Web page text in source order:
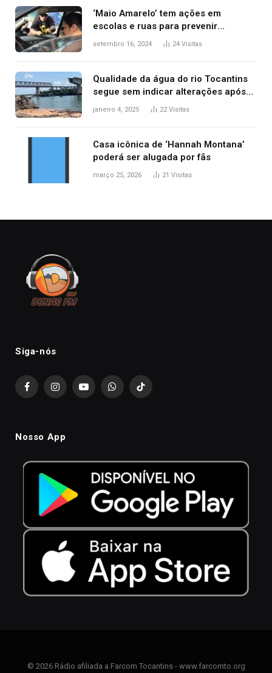
‘Maio Amarelo’ tem ações em
escolas e ruas para prevenir
acidentes no trânsito no AP
setembro 16, 2024 24 Visitas
Qualidade da água do rio Tocantins
segue sem indicar alterações após
desabamento da ponte entre MA e
janeiro 4, 2025 22Visitas
Casa icônica de ‘Hannah Montana’
poderá ser alugada por fãs
março 25, 2026 21 Visitas
Siga-nós
FacebookInstagramYouTubeWhatsAppTikTok
Nosso App
© 2026 Rádio afiliada a Farcom Tocantins - www.farcomto.org